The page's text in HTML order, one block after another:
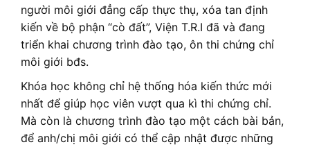
người môi giới đẳng cấp thực thụ, xóa tan định
kiến về bộ phận “cò đất”, Viện T.R.I đã và đang
triển khai chương trình đào tạo, ôn thi chứng chỉ
môi giới bđs.
Khóa học không chỉ hệ thống hóa kiến thức mới
nhất để giúp học viên vượt qua kì thi chứng chỉ.
Mà còn là chương trình đào tạo một cách bài bản,
để anh/chị môi giới có thể cập nhật được những